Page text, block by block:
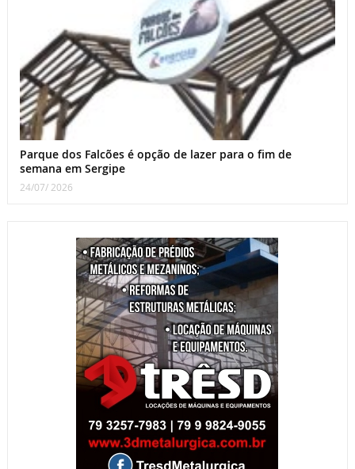
Parque dos Falcões é opção de lazer para o fim de
semana em Sergipe
24/07/ 2026